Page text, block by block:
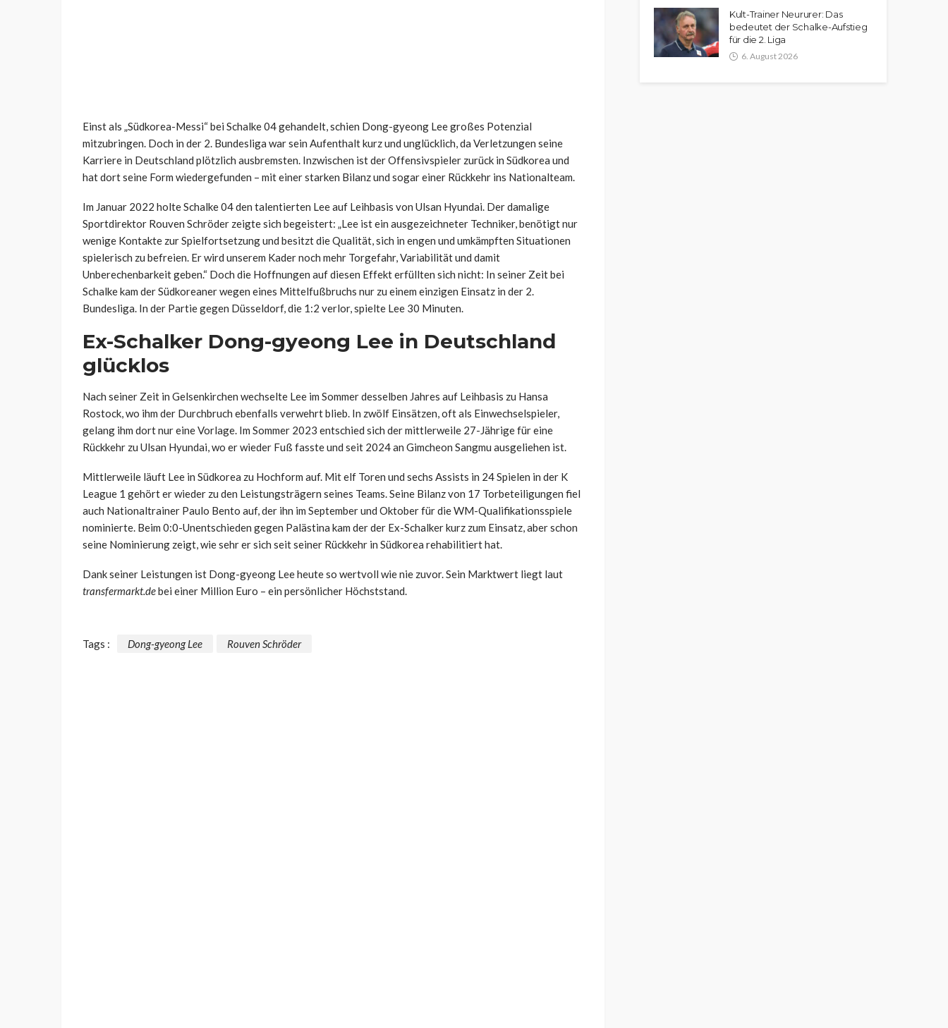
Einst als „Südkorea-Messi“ bei Schalke 04 gehandelt, schien Dong-gyeong Lee großes Potenzial
mitzubringen. Doch in der 2. Bundesliga war sein Aufenthalt kurz und unglücklich, da Verletzungen seine
Karriere in Deutschland plötzlich ausbremsten. Inzwischen ist der Offensivspieler zurück in Südkorea und
hat dort seine Form wiedergefunden – mit einer starken Bilanz und sogar einer Rückkehr ins Nationalteam.
Im Januar 2022 holte Schalke 04 den talentierten Lee auf Leihbasis von Ulsan Hyundai. Der damalige
Sportdirektor Rouven Schröder zeigte sich begeistert: „Lee ist ein ausgezeichneter Techniker, benötigt nur
wenige Kontakte zur Spielfortsetzung und besitzt die Qualität, sich in engen und umkämpften Situationen
spielerisch zu befreien. Er wird unserem Kader noch mehr Torgefahr, Variabilität und damit
Unberechenbarkeit geben.“ Doch die Hoffnungen auf diesen Effekt erfüllten sich nicht: In seiner Zeit bei
Schalke kam der Südkoreaner wegen eines Mittelfußbruchs nur zu einem einzigen Einsatz in der 2.
Bundesliga. In der Partie gegen Düsseldorf, die 1:2 verlor, spielte Lee 30 Minuten.
Ex-Schalker Dong-gyeong Lee in Deutschland
glücklos
Nach seiner Zeit in Gelsenkirchen wechselte Lee im Sommer desselben Jahres auf Leihbasis zu Hansa
Rostock, wo ihm der Durchbruch ebenfalls verwehrt blieb. In zwölf Einsätzen, oft als Einwechselspieler,
gelang ihm dort nur eine Vorlage. Im Sommer 2023 entschied sich der mittlerweile 27-Jährige für eine
Rückkehr zu Ulsan Hyundai, wo er wieder Fuß fasste und seit 2024 an Gimcheon Sangmu ausgeliehen ist.
Mittlerweile läuft Lee in Südkorea zu Hochform auf. Mit elf Toren und sechs Assists in 24 Spielen in der K
League 1 gehört er wieder zu den Leistungsträgern seines Teams. Seine Bilanz von 17 Torbeteiligungen fiel
auch Nationaltrainer Paulo Bento auf, der ihn im September und Oktober für die WM-Qualifikationsspiele
nominierte. Beim 0:0-Unentschieden gegen Palästina kam der der Ex-Schalker kurz zum Einsatz, aber schon
seine Nominierung zeigt, wie sehr er sich seit seiner Rückkehr in Südkorea rehabilitiert hat.
Dank seiner Leistungen ist Dong-gyeong Lee heute so wertvoll wie nie zuvor. Sein Marktwert liegt laut
transfermarkt.debei einer Million Euro – ein persönlicher Höchststand.
Tags : Dong-gyeong Lee Rouven Schröder
Kult-Trainer Neururer: Das
bedeutet der Schalke-Aufstieg
für die 2. Liga
6. August 2026